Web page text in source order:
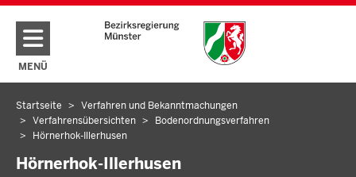
Direkt zum Inhalt
MENÜ
NAVIGATION AKTIVIEREN/DEAKTIVIEREN: HAUPTMENÜ
Sie
befinden
hier
Startseite
Verfahren und Bekanntmachungen
Verfahrensübersichten
Bodenordnungsverfahren
Hörnerhok-Illerhusen
Hörnerhok-Illerhusen